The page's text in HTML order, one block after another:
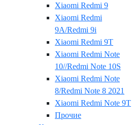
Xiaomi Redmi 9
Xiaomi Redmi
9A/Redmi 9i
Xiaomi Redmi 9T
Xiaomi Redmi Note
10//Redmi Note 10S
Xiaomi Redmi Note
8/Redmi Note 8 2021
Xiaomi Redmi Note 9T
Прочие